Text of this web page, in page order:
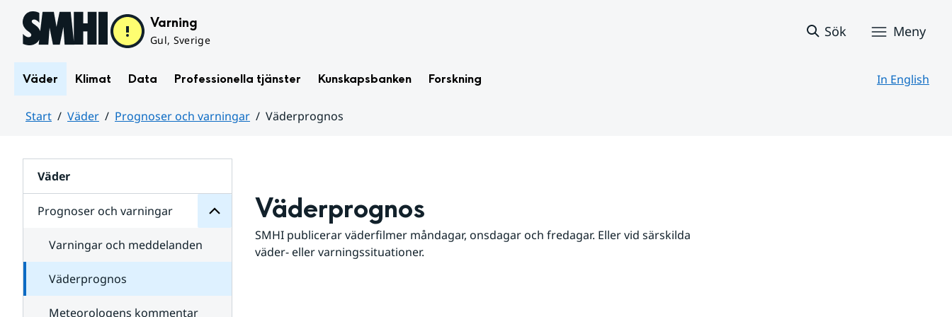
Hoppa till sidans innehåll Varning
Gul, Sverige
Sök Meny
Väder Klimat Data Professionella tjänster Kunskapsbanken Forskning In English
Start Väder Prognoser och varningar
Väderprognos
Väder
Prognoser och varningar
för
varningar
Varningar och meddelanden
Väderprognos
Meteorologens kommentar
Väderprognos
SMHI publicerar väderfilmer måndagar, onsdagar och fredagar. Eller vid särskilda
väder- eller varningssituationer.